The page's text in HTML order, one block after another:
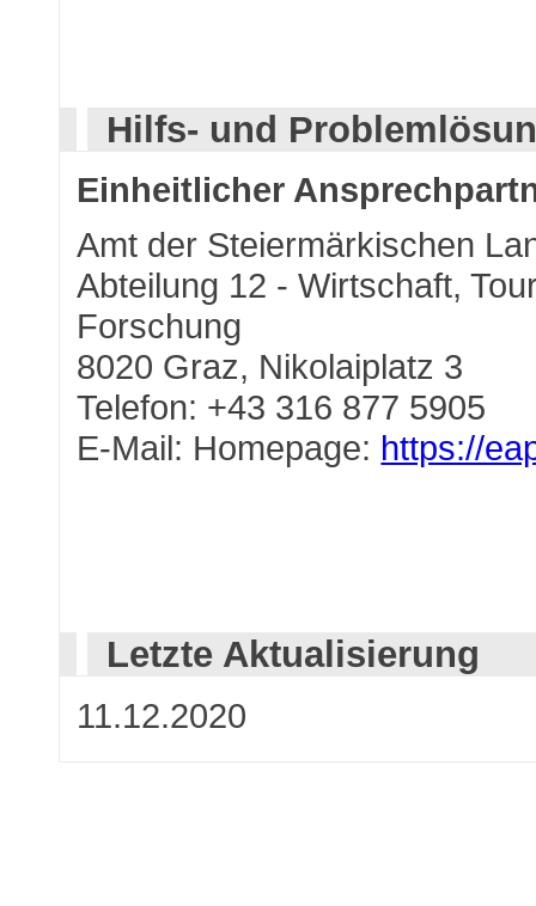
Hilfs- und
Einheitlicher
Amt der Steiermärkischen
Abteilung 12 - Wirtschaft,
Forschung
8020 Graz, Nikolaiplatz 3
Telefon: +43 316 877 5905
E-Mail: Homepage: https://
Letzte Aktualisierung
11.12.2020